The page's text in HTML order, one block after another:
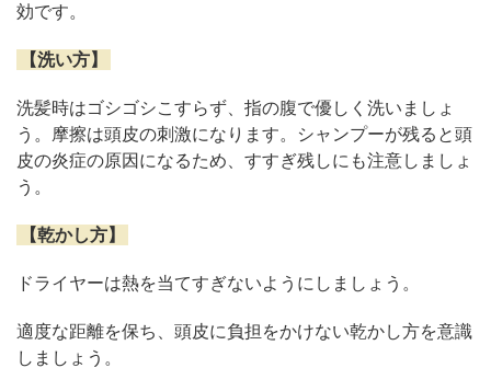
効です。
【洗い方】
洗髪時はゴシゴシこすらず、指の腹で優しく洗いましょ
う。摩擦は頭皮の刺激になります。シャンプーが残ると頭
皮の炎症の原因になるため、すすぎ残しにも注意しましょ
う。
【乾かし方】
ドライヤーは熱を当てすぎないようにしましょう。
適度な距離を保ち、頭皮に負担をかけない乾かし方を意識
しましょう。